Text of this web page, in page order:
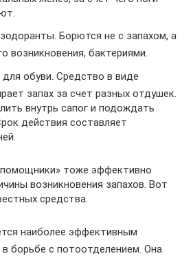
Борются не с запахом, а
возникновения, бактериями.
обуви. Средство в виде
запах за счет разных отдушек.
внутрь сапог и подождать
действия составляет
тоже эффективно
возникновения запахов. Вот
средства.
наиболее эффективным
борьбе с потоотделением. Она